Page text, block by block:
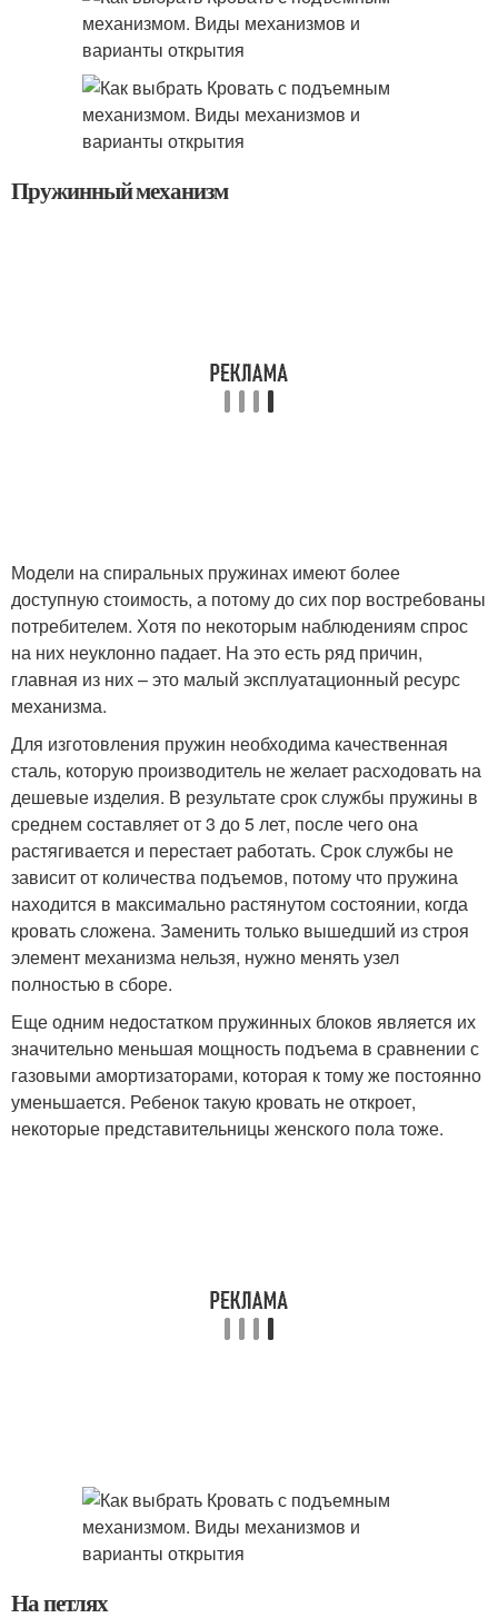
Пружинный механизм
Модели на спиральных пружинах имеют более
доступную стоимость, а потому до сих пор востребованы
потребителем. Хотя по некоторым наблюдениям спрос
на них неуклонно падает. На это есть ряд причин,
главная из них – это малый эксплуатационный ресурс
механизма.
Для изготовления пружин необходима качественная
сталь, которую производитель не желает расходовать на
дешевые изделия. В результате срок службы пружины в
среднем составляет от 3 до 5 лет, после чего она
растягивается и перестает работать. Срок службы не
зависит от количества подъемов, потому что пружина
находится в максимально растянутом состоянии, когда
кровать сложена. Заменить только вышедший из строя
элемент механизма нельзя, нужно менять узел
полностью в сборе.
Еще одним недостатком пружинных блоков является их
значительно меньшая мощность подъема в сравнении с
газовыми амортизаторами, которая к тому же постоянно
уменьшается. Ребенок такую кровать не откроет,
некоторые представительницы женского пола тоже.
На петлях